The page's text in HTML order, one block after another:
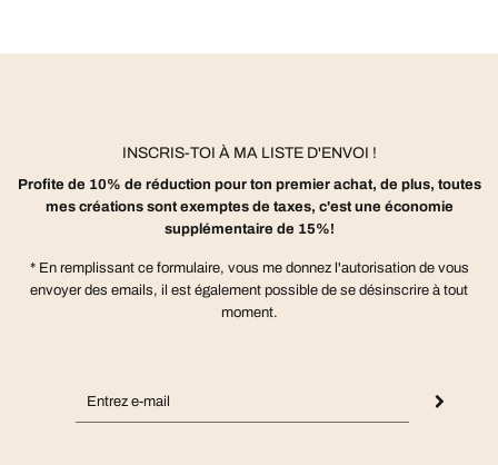
INSCRIS-TOI À MA LISTE D'ENVOI !
Profite de 10% de réduction pour ton premier achat, de plus, toutes
mes créations sont exemptes de taxes, c'est une économie
supplémentaire de 15%!
* En remplissant ce formulaire, vous me donnez l'autorisation de vous
envoyer des emails, il est également possible de se désinscrire à tout
moment.